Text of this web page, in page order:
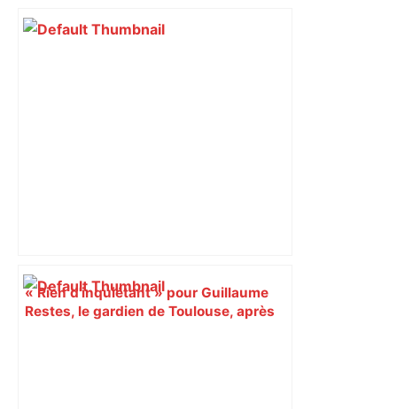
« Rien d'inquiétant » pour Guillaume
Restes, le gardien de Toulouse, après